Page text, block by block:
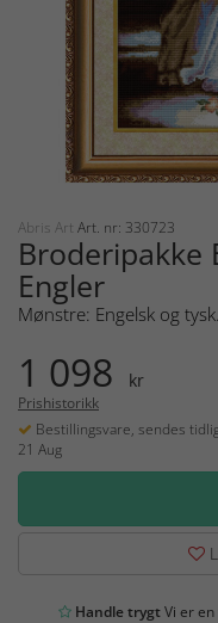
Abris Art Art. nr: 330723
Broderipakke
Engler
Mønstre: Engelsk og tysk.
1 098 kr
Prishistorikk
Bestillingsvare, sendes
21 Aug
Handle trygtVi er